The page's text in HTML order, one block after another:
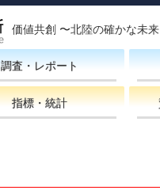
価値共創 〜北陸の確かな未
調査・レポート
指標・統計